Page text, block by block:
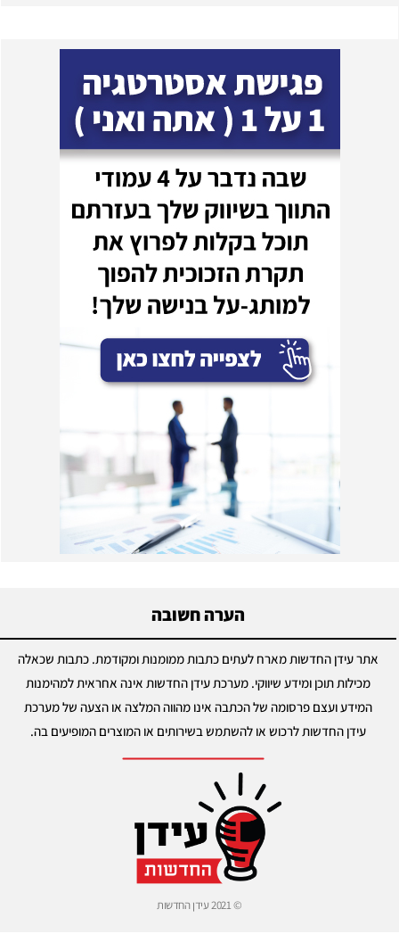
הערה חשובה
אתר עידן החדשות מארח לעתים כתבות ממומנות ומקודמת. כתבות שכאלה
מכילות תוכן ומידע שיווקי. מערכת עידן החדשות אינה אחראית למהימנות
המידע ועצם פרסומה של הכתבה אינו מהווה המלצה או הצעה של מערכת
עידן החדשות לרכוש או להשתמש בשירותים או המוצרים המופיעים בה.
© 2021 עידן החדשות